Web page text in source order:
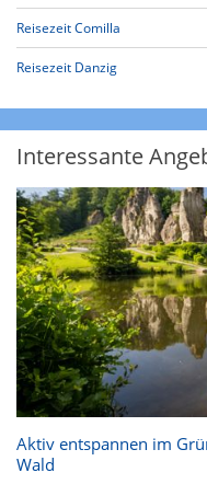
Reisezeit Comilla
Reisezeit Danzig
Interessante
Aktiv entspannen im
Wald